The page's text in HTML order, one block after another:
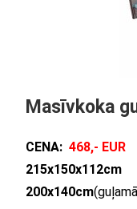
Masīvkoka
CENA: 468,- EUR
215x150x112cm
200x140cm